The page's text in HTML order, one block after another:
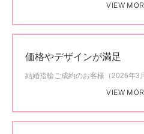
VIEW
価格やデザインが満足
結婚指輪ご成約のお客様（2026年3
VIEW